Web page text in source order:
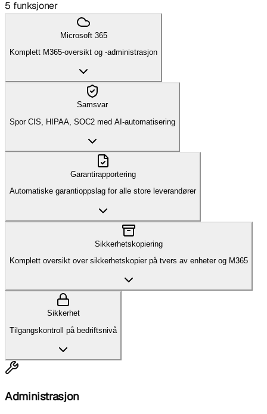
5 funksjoner
Microsoft 365
Komplett M365-oversikt og -administrasjon
Samsvar
Spor CIS, HIPAA, SOC2 med AI-automatisering
Garantirapportering
Automatiske garantioppslag for alle store leverandører
Sikkerhetskopiering
Komplett oversikt over sikkerhetskopier på tvers av enheter og M365
Sikkerhet
Tilgangskontroll på bedriftsnivå
Administrasjon